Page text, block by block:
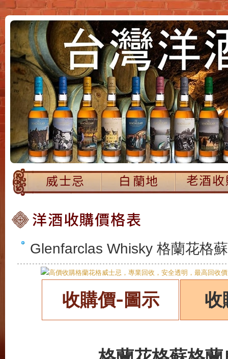
Glenfarclas Whisky 格蘭花格
收購價-圖示 收